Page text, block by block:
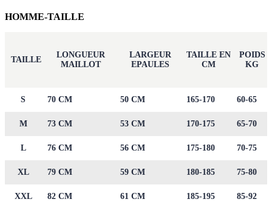
HOMME-TAILLE
TAILLE
LONGUEUR
MAILLOT
LARGEUR
EPAULES
TAILLE EN
CM
POIDS
KG
S 70 CM 50 CM 165-170 60-65
M 73 CM 53 CM 170-175 65-70
L 76 CM 56 CM 175-180 70-75
XL 79 CM 59 CM 180-185 75-80
XXL 82 CM 61 CM 185-195 85-92